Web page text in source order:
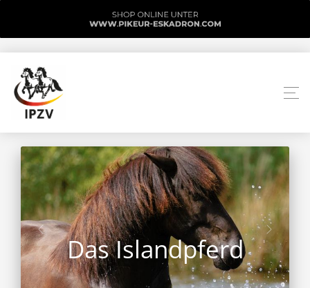
Das Islandpferd